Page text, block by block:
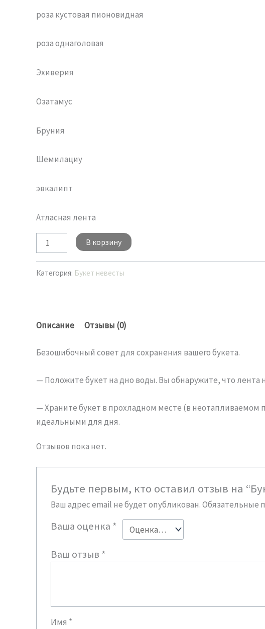
роза кустовая пионовидная
роза однаголовая
Эхиверия
Озатамус
Бруния
Шемилациу
эвкалипт
Атласная лента
В корзину
Категория: Букет невесты
Описание Отзывы (0)
Безошибочный совет для сохранения вашего букета.
— Положите букет на дно воды. Вы обнаружите, что
— Храните букет в прохладном месте (в
идеальными для дня.
Отзывов пока нет.
Будьте первым, кто оставил отзыв на
Ваш адрес email не будет опубликован.Обязательные
Ваша оценка *
Ваш отзыв *
Имя *